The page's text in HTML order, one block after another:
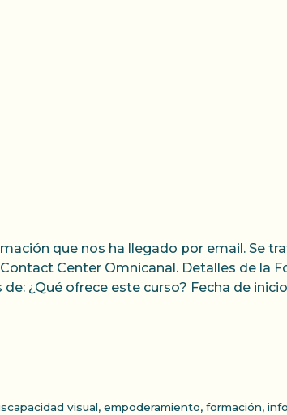
que nos ha llegado por email. Se
Center Omnicanal. Detalles de la
¿Qué ofrece este curso? Fecha de inicio
visual, empoderamiento, formación,